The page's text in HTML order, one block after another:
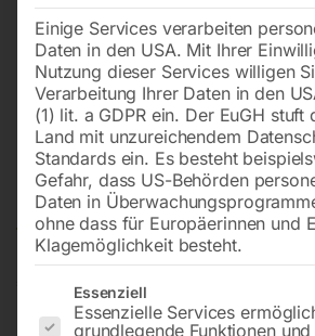
150,00
inkl. MwSt. zzgl.Versandkosten
Einige Services verarbeiten
Daten in den USA. Mit Ihrer
Nutzung dieser Services willigen
Verarbeitung Ihrer Daten in den
(1) lit. a GDPR ein. Der EuGH stuft
Land mit unzureichendem
Standards ein. Es besteht
Gefahr, dass US-Behörden
Daten in
ohne dass für Europäerinnen und
Klagemöglichkeit besteht.
Es folgt eine Liste der Service-
Essenziell
Essenzielle Services
grundlegende Funktionen